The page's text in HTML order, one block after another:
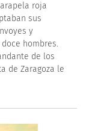
roja
sus
y
hombres.
de los
de Zaragoza le